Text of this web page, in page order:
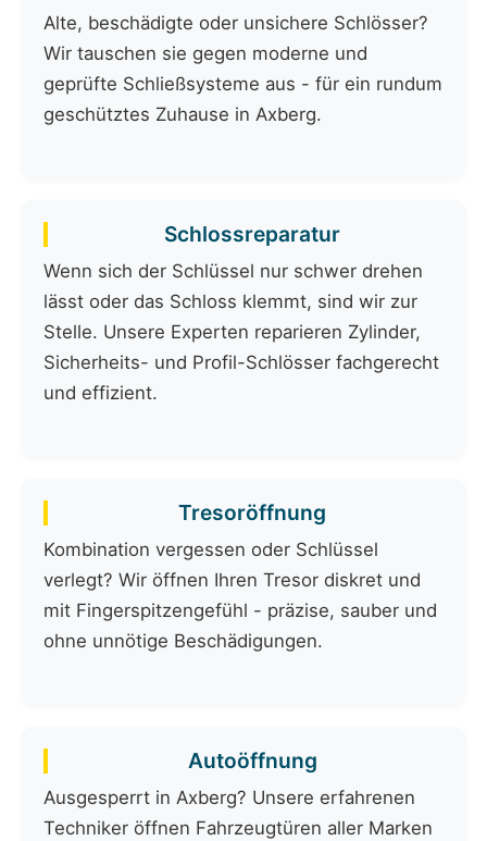
Alte, beschädigte oder unsichere Schlösser?
Wir tauschen sie gegen moderne und
geprüfte Schließsysteme aus - für ein rundum
geschütztes Zuhause in Axberg.
Schlossreparatur
Wenn sich der Schlüssel nur schwer drehen
lässt oder das Schloss klemmt, sind wir zur
Stelle. Unsere Experten reparieren Zylinder,
Sicherheits- und Profil-Schlösser fachgerecht
und effizient.
Tresoröffnung
Kombination vergessen oder Schlüssel
verlegt? Wir öffnen Ihren Tresor diskret und
mit Fingerspitzengefühl - präzise, sauber und
ohne unnötige Beschädigungen.
Autoöffnung
Ausgesperrt in Axberg? Unsere erfahrenen
Techniker öffnen Fahrzeugtüren aller Marken